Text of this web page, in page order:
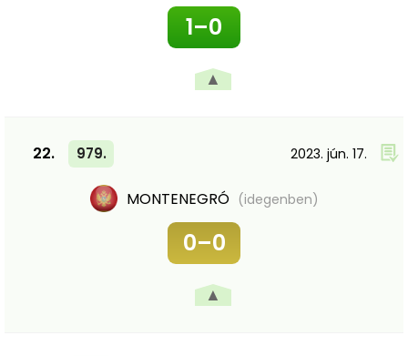
1–0
▲
22. 979. 2023. jún. 17.
MONTENEGRÓ (idegenben)
0–0
▲